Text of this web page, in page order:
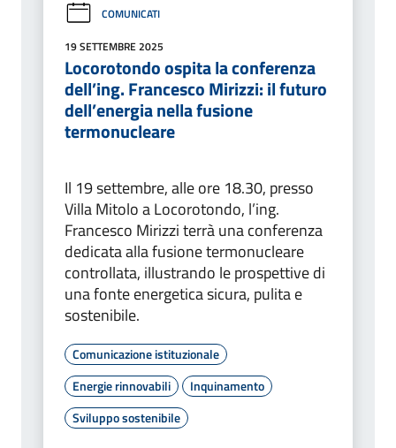
COMUNICATI
19 SETTEMBRE 2025
Locorotondo ospita la conferenza
dell’ing. Francesco Mirizzi: il futuro
dell’energia nella fusione
termonucleare
Il 19 settembre, alle ore 18.30, presso
Villa Mitolo a Locorotondo, l’ing.
Francesco Mirizzi terrà una conferenza
dedicata alla fusione termonucleare
controllata, illustrando le prospettive di
una fonte energetica sicura, pulita e
sostenibile.
Comunicazione istituzionale
Energie rinnovabili
Inquinamento
Sviluppo sostenibile